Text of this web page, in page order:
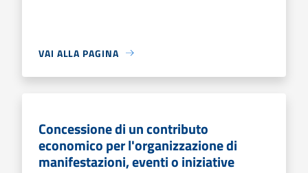
VAI ALLA PAGINA
Concessione di un contributo
economico per l'organizzazione di
manifestazioni, eventi o iniziative